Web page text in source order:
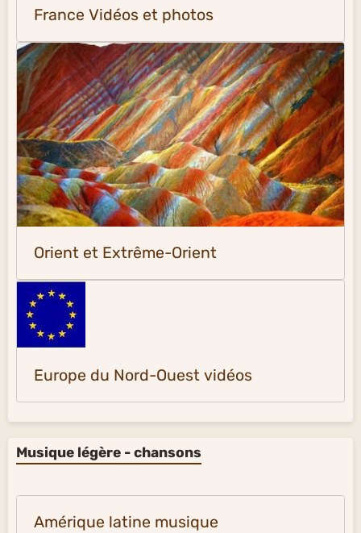
France Vidéos et photos
Orient et Extrême-Orient
Europe du Nord-Ouest vidéos
Musique légère - chansons
Amérique latine musique